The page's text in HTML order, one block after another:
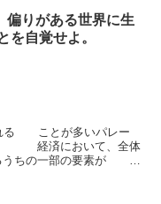
偏りがある世界に生
を自覚せよ。
る ことが多いパレー
済において、全体
うちの一部の要素が